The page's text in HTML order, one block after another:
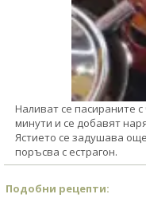
Наливат се пасираните
минути и се добавят
Ястието се задушава
поръсва с естрагон.
Подобни рецепти: